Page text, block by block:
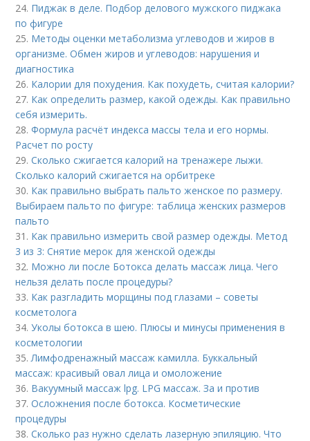
24. Пиджак в деле. Подбор делового мужского пиджака
по фигуре
25. Методы оценки метаболизма углеводов и жиров в
организме. Обмен жиров и углеводов: нарушения и
диагностика
26. Калории для похудения. Как похудеть, считая калории?
27. Как определить размер, какой одежды. Как правильно
себя измерить.
28.Формула расчёт индекса массы тела и его нормы.
Расчет по росту
29.Сколько сжигается калорий на тренажере лыжи.
Сколько калорий сжигается на орбитреке
30. Как правильно выбрать пальто женское по размеру.
Выбираем пальто по фигуре: таблица женских размеров
пальто
31. Как правильно измерить свой размер одежды. Метод
3 из 3: Снятие мерок для женской одежды
32. Можно ли после Ботокса делать массаж лица. Чего
нельзя делать после процедуры?
33. Как разгладить морщины под глазами – советы
косметолога
34.Уколы ботокса в шею. Плюсы и минусы применения в
косметологии
35. Лимфодренажный массаж камилла. Буккальный
массаж: красивый овал лица и омоложение
36. Вакуумный массаж lpg. LPG массаж. За и против
37.Осложнения после ботокса. Косметические
процедуры
38.Сколько раз нужно сделать лазерную эпиляцию. Что